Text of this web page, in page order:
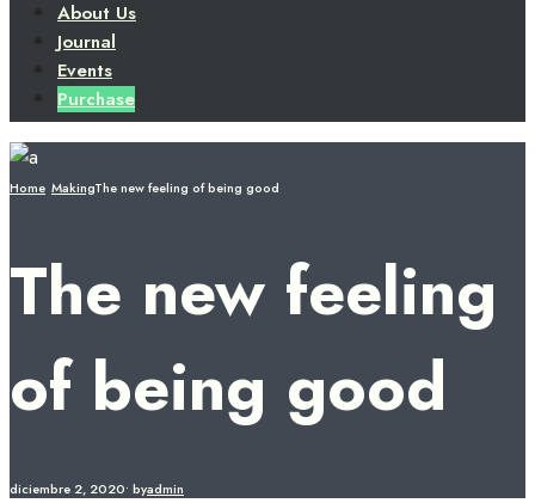
About Us
Journal
Events
Purchase
Home MakingThe new feeling of being good
The new feeling
of being good
diciembre 2, 2020• byadmin